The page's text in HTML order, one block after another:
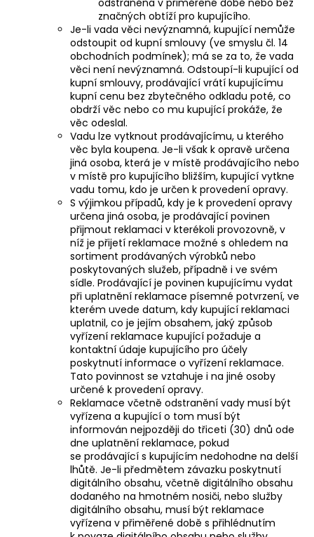
značných obtíží pro kupujícího.
Je-li vada věci nevýznamná, kupující nemůže
odstoupit od kupní smlouvy (ve smyslu čl. 14
obchodních podmínek); má se za to, že vada
věci není nevýznamná. Odstoupí-li kupující od
kupní smlouvy, prodávající vrátí kupujícímu
kupní cenu bez zbytečného odkladu poté, co
obdrží věc nebo co mu kupující prokáže, že
věc odeslal.
Vadu lze vytknout prodávajícímu, u kterého
věc byla koupena. Je-li však k opravě určena
jiná osoba, která je v místě prodávajícího nebo
v místě pro kupujícího bližším, kupující vytkne
vadu tomu, kdo je určen k provedení opravy.
S výjimkou případů, kdy je k provedení opravy
určena jiná osoba, je prodávající povinen
přijmout reklamaci v kterékoli provozovně, v
níž je přijetí reklamace možné s ohledem na
sortiment prodávaných výrobků nebo
poskytovaných služeb, případně i ve svém
sídle. Prodávající je povinen kupujícímu vydat
při uplatnění reklamace písemné potvrzení, ve
kterém uvede datum, kdy kupující reklamaci
uplatnil, co je jejím obsahem, jaký způsob
vyřízení reklamace kupující požaduje a
kontaktní údaje kupujícího pro účely
poskytnutí informace o vyřízení reklamace.
Tato povinnost se vztahuje i na jiné osoby
určené k provedení opravy.
Reklamace včetně odstranění vady musí být
vyřízena a kupující o tom musí být
informován nejpozději do třiceti (30) dnů ode
dne uplatnění reklamace, pokud
se prodávající s kupujícím nedohodne na delší
lhůtě. Je-li předmětem závazku poskytnutí
digitálního obsahu, včetně digitálního obsahu
dodaného na hmotném nosiči, nebo služby
digitálního obsahu, musí být reklamace
vyřízena v přiměřené době s přihlédnutím